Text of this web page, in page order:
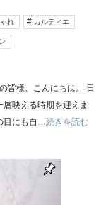
れ カルティエ
皆様、こんにちは。 日
映える時期を迎えま
目にも自 …続きを読む